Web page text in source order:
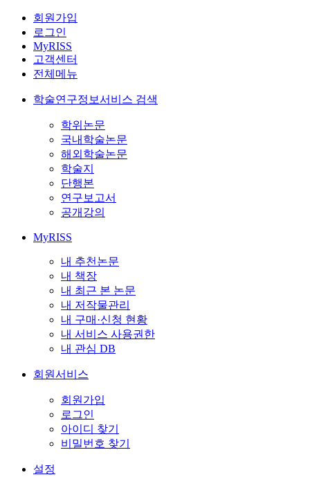
회원가입
로그인
MyRISS
고객센터
전체메뉴
학술연구정보서비스 검색
학위논문
국내학술논문
해외학술논문
학술지
단행본
연구보고서
공개강의
MyRISS
내 추천논문
내 책장
내 최근 본 논문
내 저작물관리
내 구매·신청 현황
내 서비스 사용권한
내 관심 DB
회원서비스
회원가입
로그인
아이디 찾기
비밀번호 찾기
설정